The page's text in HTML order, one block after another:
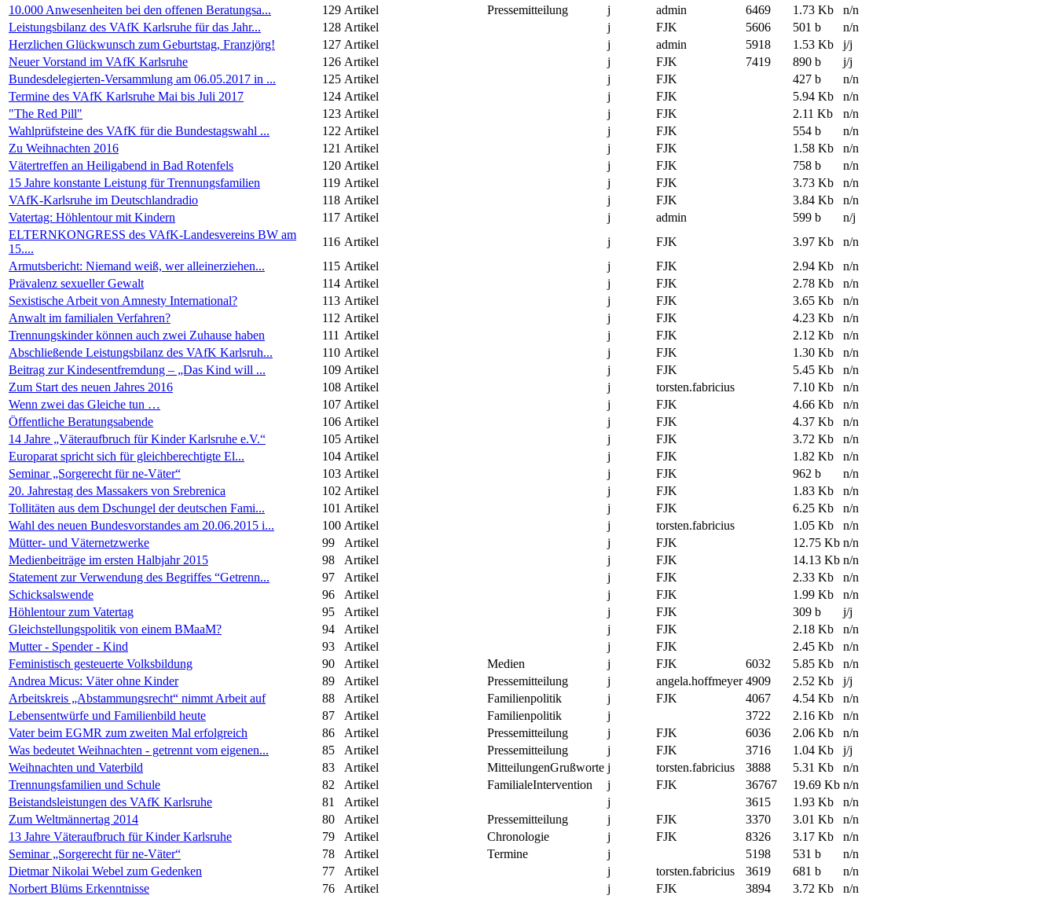
10.000 Anwesenheiten bei den offenen Beratungsa...
129 Artikel Pressemitteilung j admin 6469 1.73 Kb
n/n
Leistungsbilanz des VAfK Karlsruhe für das Jahr...
128 Artikel j FJK 5606 501 b
n/n
Herzlichen Glückwunsch zum Geburtstag, Franzjörg!
127 Artikel j admin 5918 1.53 Kb
j/j
Neuer Vorstand im VAfK Karlsruhe
126 Artikel j FJK 7419 890 b
j/j
Bundesdelegierten-Versammlung am 06.05.2017 in ...
125 Artikel j FJK 427 b
n/n
Termine des VAfK Karlsruhe Mai bis Juli 2017
124 Artikel j FJK 5.94 Kb
n/n
"The Red Pill"
123 Artikel j FJK 2.11 Kb
n/n
Wahlprüfsteine des VAfK für die Bundestagswahl ...
122 Artikel j FJK 554 b
n/n
Zu Weihnachten 2016
121 Artikel j FJK 1.58 Kb
n/n
Vätertreffen an Heiligabend in Bad Rotenfels
120 Artikel j FJK 758 b
n/n
15 Jahre konstante Leistung für Trennungsfamilien
119 Artikel j FJK 3.73 Kb
n/n
VAfK-Karlsruhe im Deutschlandradio
118 Artikel j FJK 3.84 Kb
n/n
Vatertag: Höhlentour mit Kindern
117 Artikel j admin 599 b
n/j
ELTERNKONGRESS des VAfK-Landesvereins BW am
15....
116 Artikel j FJK 3.97 Kb
n/n
Armutsbericht: Niemand weiß, wer alleinerziehen...
115 Artikel j FJK 2.94 Kb
n/n
Prävalenz sexueller Gewalt
114 Artikel j FJK 2.78 Kb
n/n
Sexistische Arbeit von Amnesty International?
113 Artikel j FJK 3.65 Kb
n/n
Anwalt im familialen Verfahren?
112 Artikel j FJK 4.23 Kb
n/n
Trennungskinder können auch zwei Zuhause haben
111 Artikel j FJK 2.12 Kb
n/n
Abschließende Leistungsbilanz des VAfK Karlsruh...
110 Artikel j FJK 1.30 Kb
n/n
Beitrag zur Kindesentfremdung – „Das Kind will ...
109 Artikel j FJK 5.45 Kb
n/n
Zum Start des neuen Jahres 2016
108 Artikel j torsten.fabricius 7.10 Kb
n/n
Wenn zwei das Gleiche tun …
107 Artikel j FJK 4.66 Kb
n/n
Öffentliche Beratungsabende
106 Artikel j FJK 4.37 Kb
n/n
14 Jahre „Väteraufbruch für Kinder Karlsruhe e.V.“
105 Artikel j FJK 3.72 Kb
n/n
Europarat spricht sich für gleichberechtigte El...
104 Artikel j FJK 1.82 Kb
n/n
Seminar „Sorgerecht für ne-Väter“
103 Artikel j FJK 962 b
n/n
20. Jahrestag des Massakers von Srebrenica
102 Artikel j FJK 1.83 Kb
n/n
Tollitäten aus dem Dschungel der deutschen Fami...
101 Artikel j FJK 6.25 Kb
n/n
Wahl des neuen Bundesvorstandes am 20.06.2015 i...
100 Artikel j torsten.fabricius 1.05 Kb
n/n
Mütter- und Väternetzwerke
99 Artikel j FJK 12.75 Kb n/n
Medienbeiträge im ersten Halbjahr 2015
98 Artikel j FJK 14.13 Kb n/n
Statement zur Verwendung des Begriffes “Getrenn...
97 Artikel j FJK 2.33 Kb
n/n
Schicksalswende
96 Artikel j FJK 1.99 Kb
n/n
Höhlentour zum Vatertag
95 Artikel j FJK 309 b
j/j
Gleichstellungspolitik von einem BMaaM?
94 Artikel j FJK 2.18 Kb
n/n
Mutter - Spender - Kind
93 Artikel j FJK 2.45 Kb
n/n
Feministisch gesteuerte Volksbildung
90 Artikel Medien j FJK 6032 5.85 Kb
n/n
Andrea Micus: Väter ohne Kinder
89 Artikel Pressemitteilung j angela.hoffmeyer 4909 2.52 Kb
j/j
Arbeitskreis „Abstammungsrecht“ nimmt Arbeit auf
88 Artikel Familienpolitik j FJK 4067 4.54 Kb
n/n
Lebensentwürfe und Familienbild heute
87 Artikel Familienpolitik j 3722 2.16 Kb
n/n
Vater beim EGMR zum zweiten Mal erfolgreich
86 Artikel Pressemitteilung j FJK 6036 2.06 Kb
n/n
Was bedeutet Weihnachten - getrennt vom eigenen...
85 Artikel Pressemitteilung j FJK 3716 1.04 Kb
j/j
Weihnachten und Vaterbild
83 Artikel MitteilungenGrußworte j torsten.fabricius 3888 5.31 Kb
n/n
Trennungsfamilien und Schule
82 Artikel FamilialeIntervention j FJK 36767 19.69 Kb n/n
Beistandsleistungen des VAfK Karlsruhe
81 Artikel j 3615 1.93 Kb
n/n
Zum Weltmännertag 2014
80 Artikel Pressemitteilung j FJK 3370 3.01 Kb
n/n
13 Jahre Väteraufbruch für Kinder Karlsruhe
79 Artikel Chronologie j FJK 8326 3.17 Kb
n/n
Seminar „Sorgerecht für ne-Väter“
78 Artikel Termine j 5198 531 b
n/n
Dietmar Nikolai Webel zum Gedenken
77 Artikel j torsten.fabricius 3619 681 b
n/n
Norbert Blüms Erkenntnisse
76 Artikel j FJK 3894 3.72 Kb
n/n